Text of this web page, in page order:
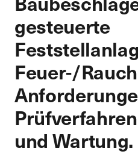
gesteuerte
Feuer-/
und Wartung.